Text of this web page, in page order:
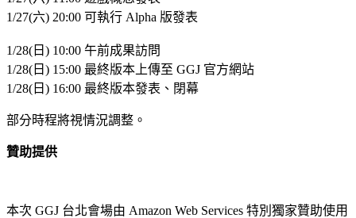
1/27(六) 20:00 可執行 Alpha 版發表
1/28(日) 10:00 午前成果訪問
1/28(日) 15:00 最終版本上傳至 GGJ 官方網站
1/28(日) 16:00 最終版本發表、閉幕
部分時程將視情況調整。
贊助提供
本次 GGJ 台北會場由 Amazon Web Services 特別獨家贊助使用